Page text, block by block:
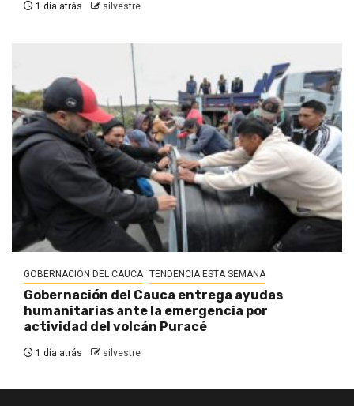
1 día atrás silvestre
GOBERNACIÓN DEL CAUCA TENDENCIA ESTA SEMANA
Gobernación del Cauca entrega ayudas
humanitarias ante la emergencia por
actividad del volcán Puracé
1 día atrás silvestre